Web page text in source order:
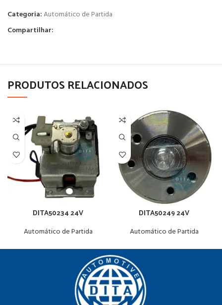
Categoria:Automático de Partida
Compartilhar:
PRODUTOS RELACIONADOS
DITA50234 24V
Automático de Partida
DITA50249 24V
Automático de Partida